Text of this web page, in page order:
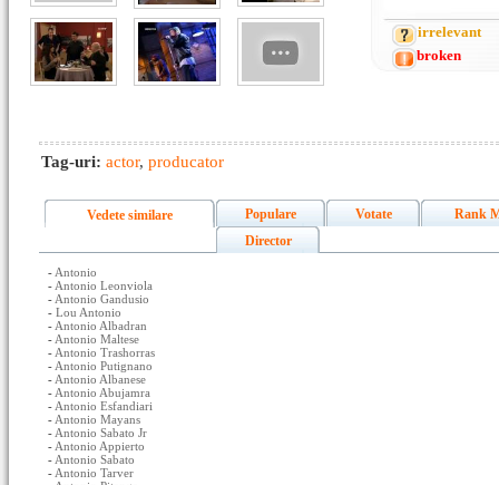
irrelevant
broken
Tag-uri: actor, producator
Vedete similare Populare Votate
Rank
Director
- Antonio
- Antonio Leonviola
- Antonio Gandusio
- Lou Antonio
- Antonio Albadran
- Antonio Maltese
- Antonio Trashorras
- Antonio Putignano
- Antonio Albanese
- Antonio Abujamra
- Antonio Esfandiari
- Antonio Mayans
- Antonio Sabato Jr
- Antonio Appierto
- Antonio Sabato
- Antonio Tarver